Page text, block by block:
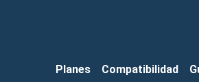
Planes Compatibilidad